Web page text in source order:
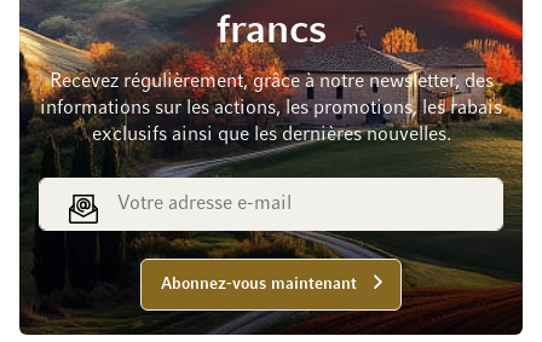
francs
Recevez régulièrement, grâce à notre newsletter, des
informations sur les actions, les promotions, les rabais
exclusifs ainsi que les dernières nouvelles.
Adresse e-mail
Abonnez-vous maintenant